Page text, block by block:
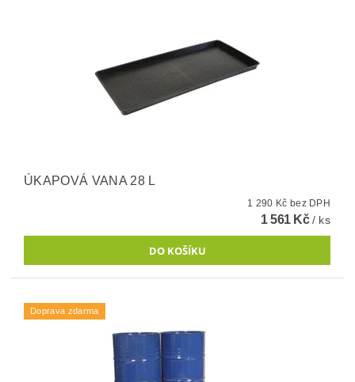
ÚKAPOVÁ VANA 28 L
1 290 Kč bez DPH
1 561 Kč/ ks
Doprava zdarma